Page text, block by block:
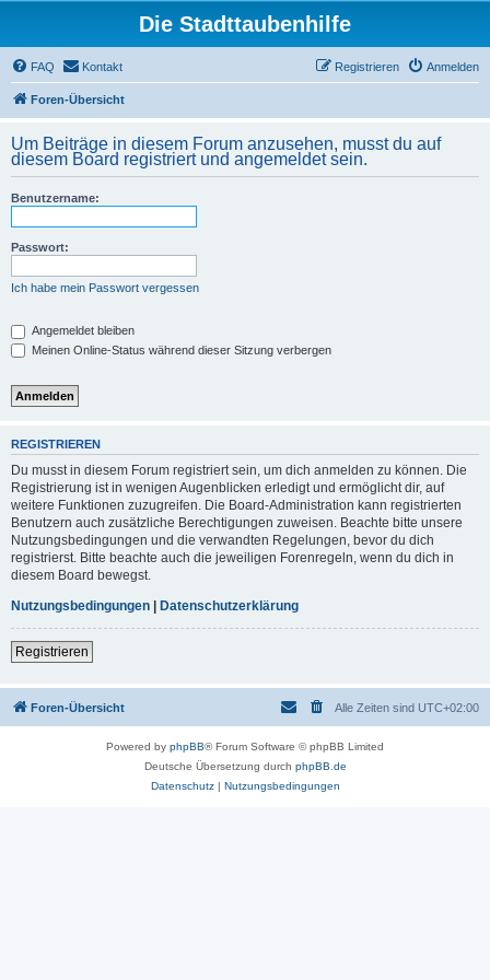
Die Stadttaubenhilfe
FAQ Kontakt Anmelden
Registrieren
Foren-Übersicht
Um Beiträge in diesem Forum anzusehen, musst du auf
diesem Board registriert und angemeldet sein.
Benutzername:
Passwort:
Ich habe mein Passwort vergessen
Angemeldet bleiben
Meinen Online-Status während dieser Sitzung verbergen
REGISTRIEREN
Du musst in diesem Forum registriert sein, um dich anmelden zu können. Die
Registrierung ist in wenigen Augenblicken erledigt und ermöglicht dir, auf
weitere Funktionen zuzugreifen. Die Board-Administration kann registrierten
Benutzern auch zusätzliche Berechtigungen zuweisen. Beachte bitte unsere
Nutzungsbedingungen und die verwandten Regelungen, bevor du dich
registrierst. Bitte beachte auch die jeweiligen Forenregeln, wenn du dich in
diesem Board bewegst.
Nutzungsbedingungen | Datenschutzerklärung
Registrieren
Foren-Übersicht Alle Zeiten sind UTC+02:00
Powered by phpBB® Forum Software © phpBB Limited
Deutsche Übersetzung durch phpBB.de
Datenschutz| Nutzungsbedingungen